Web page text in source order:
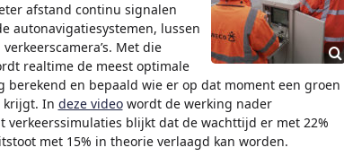
afstand continu signalen
autonavigatiesystemen, lussen
Met die
realtime de meest optimale
berekend en bepaald wie er op dat moment een groen
krijgt. In deze videowordt de werking nader
verkeerssimulaties blijkt dat de wachttijd er met 22%
met 15% in theorie verlaagd kan worden.